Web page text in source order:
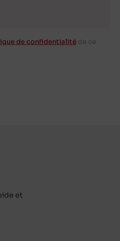
de confidentialité de ce
et